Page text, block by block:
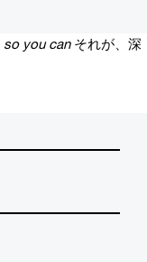
so you can それが、深